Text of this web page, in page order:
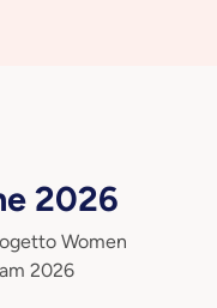
2026
Women
2026